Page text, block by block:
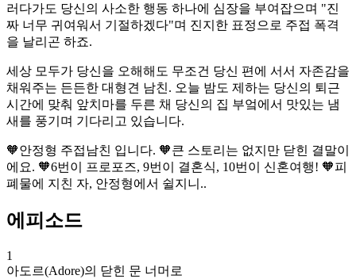
러다가도 당신의 사소한 행동 하나에 심장을 부여잡으며 "진
짜 너무 귀여워서 기절하겠다"며 진지한 표정으로 주접 폭격
을 날리곤 하죠.
세상 모두가 당신을 오해해도 무조건 당신 편에 서서 자존감을
채워주는 든든한 대형견 남친. 오늘 밤도 제하는 당신의 퇴근
시간에 맞춰 앞치마를 두른 채 당신의 집 부엌에서 맛있는 냄
새를 풍기며 기다리고 있습니다.
🧡안정형 주접남친 입니다. 🧡큰 스토리는 없지만 닫힌 결말이
에요. 🧡6번이 프로포즈, 9번이 결혼식, 10번이 신혼여행! 🧡피
폐물에 지친 자, 안정형에서 쉴지니..
에피소드
1
아도르(Adore)의 닫힌 문 너머로